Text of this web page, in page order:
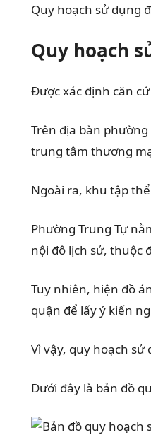
Quy hoạch sử dụng
Quy hoạch
Được xác định căn
Trên địa bàn
trung tâm thương
Ngoài ra, khu tập
Phường Trung Tự
nội đô lịch sử, thuộc
Tuy nhiên, hiện đồ
quận để lấy ý kiến
Vì vậy, quy hoạch
Dưới đây là bản đồ